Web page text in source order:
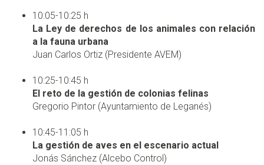
10:05-10:25 h
La Ley de derechos de los animales con relación
a la fauna urbana
Juan Carlos Ortiz (Presidente AVEM)
10:25-10:45 h
El reto de la gestión de colonias felinas
Gregorio Pintor (Ayuntamiento de Leganés)
10:45-11:05 h
La gestión de aves en el escenario actual
Jonás Sánchez (Alcebo Control)